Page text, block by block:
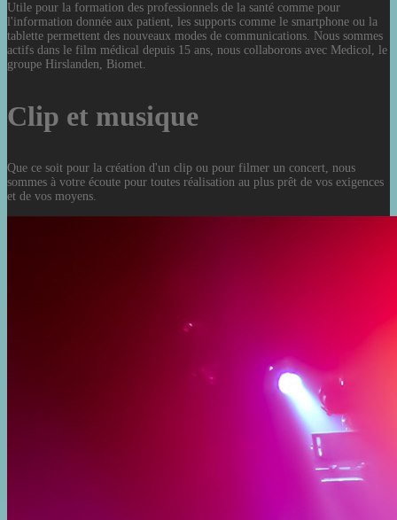
Utile pour la formation des professionnels de la santé comme pour
l'information donnée aux patient, les supports comme le smartphone ou la
tablette permettent des nouveaux modes de communications. Nous sommes
actifs dans le film médical depuis 15 ans, nous collaborons avec Medicol, le
groupe Hirslanden, Biomet.
Clip et musique
Que ce soit pour la création d'un clip ou pour filmer un concert, nous
sommes à votre écoute pour toutes réalisation au plus prêt de vos exigences
et de vos moyens.